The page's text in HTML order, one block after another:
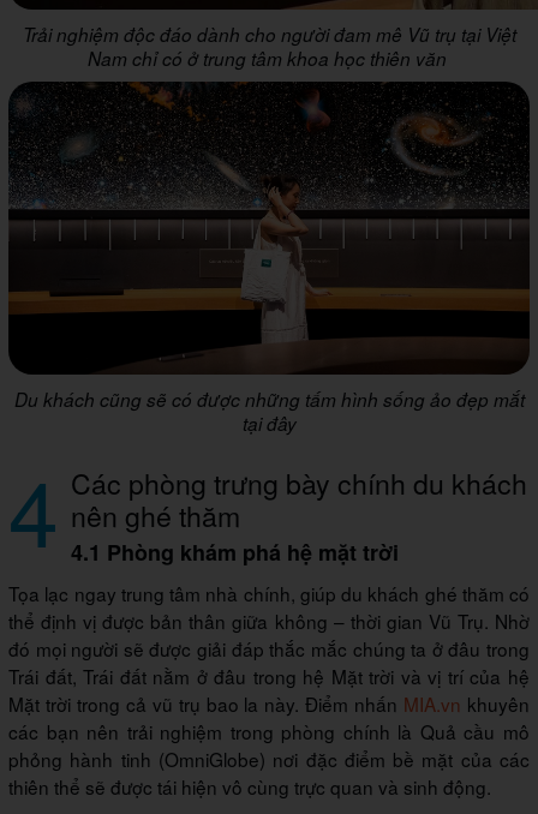
Trải nghiệm độc đáo dành cho người đam mê Vũ trụ tại Việt
Nam chỉ có ở trung tâm khoa học thiên văn
Du khách cũng sẽ có được những tấm hình sống ảo đẹp mắt
tại đây
4 Các phòng trưng bày chính du khách
nên ghé thăm
4.1 Phòng khám phá hệ mặt trời
Tọa lạc ngay trung tâm nhà chính, giúp du khách ghé thăm có
thể định vị được bản thân giữa không – thời gian Vũ Trụ. Nhờ
đó mọi người sẽ được giải đáp thắc mắc chúng ta ở đâu trong
Trái đất, Trái đất nằm ở đâu trong hệ Mặt trời và vị trí của hệ
Mặt trời trong cả vũ trụ bao la này. Điểm nhấn MIA.vn khuyên
các bạn nên trải nghiệm trong phòng chính là Quả cầu mô
phỏng hành tinh (OmniGlobe) nơi đặc điểm bề mặt của các
thiên thể sẽ được tái hiện vô cùng trực quan và sinh động.